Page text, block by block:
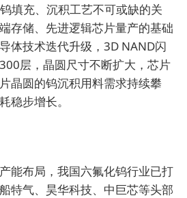
填充、沉积工艺不可或缺的关
存储、先进逻辑芯片量产的基础
体技术迭代升级，3D NAND闪
层，晶圆尺寸不断扩大，芯片
晶圆的钨沉积用料需求持续攀
稳步增长。
能布局，我国六氟化钨行业已打
特气、昊华科技、中巨芯等头部